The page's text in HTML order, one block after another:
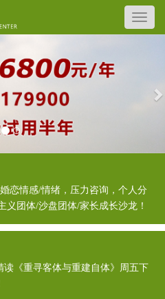
恋情感/情绪，压力咨询，个人分
义团体/沙盘团体/家长成长沙龙！
读《重寻客体与重建自体》周五下